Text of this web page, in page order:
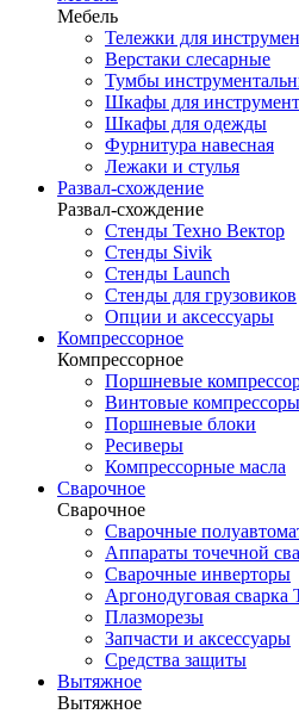
Мебель
Тележки для
Верстаки слесарные
Тумбы
Шкафы для
Шкафы для одежды
Фурнитура навесная
Лежаки и стулья
Развал-схождение
Развал-схождение
Стенды Техно Вектор
Стенды Sivik
Стенды Launch
Стенды для грузовиков
Опции и аксессуары
Компрессорное
Компрессорное
Поршневые
Винтовые компрессоры
Поршневые блоки
Ресиверы
Компрессорные масла
Сварочное
Сварочное
Сварочные
Аппараты точечной
Сварочные инверторы
Аргонодуговая сварка
Плазморезы
Запчасти и аксессуары
Средства защиты
Вытяжное
Вытяжное